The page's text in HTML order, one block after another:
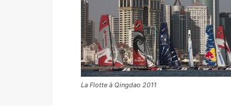
La Flotte à Qingdao 2011